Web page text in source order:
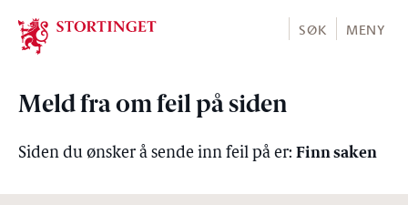
Stortinget.no
SØK MENY
Meld fra om feil på siden
Siden du ønsker å sende inn feil på er: Finn saken